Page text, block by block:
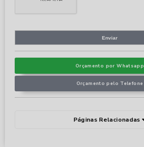
Orçamento por Whatsapp
Orçamento pelo Telefone
Páginas Relacionadas